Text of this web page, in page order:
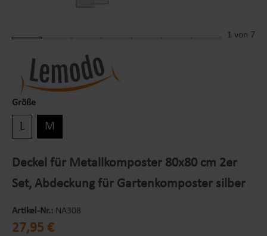
1 von 7
Größe
L M
Deckel für Metallkomposter 80x80 cm 2er
Set, Abdeckung für Gartenkomposter silber
Artikel-Nr.: NA308
Regulärer Preis:
27,95 €